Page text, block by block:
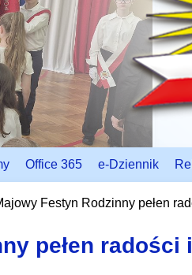
Office 365 e-Dziennik
Festyn Rodzinny pełen
pełen radości